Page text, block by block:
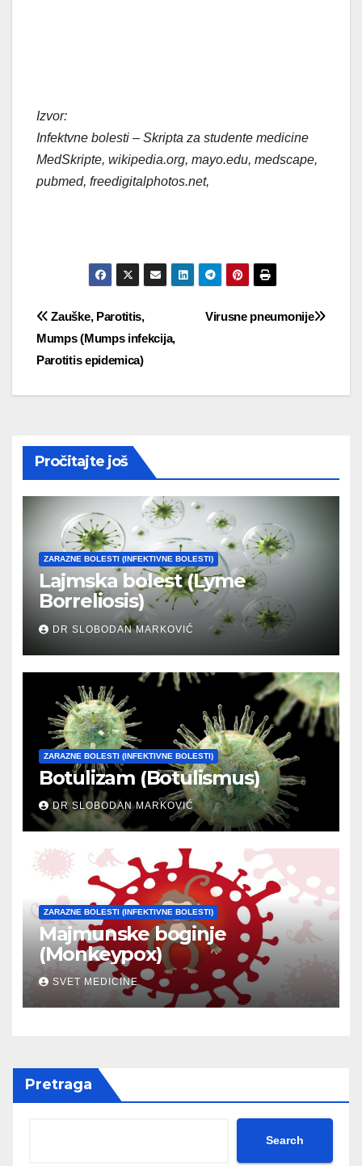
Izvor:
Infektvne bolesti – Skripta za studente medicine
MedSkripte, wikipedia.org, mayo.edu, medscape,
pubmed, freedigitalphotos.net,
Post
navigation
Virusne pneumonije
Zauške, Parotitis,
Mumps (Mumps infekcija,
Parotitis epidemica)
Pročitajte još
ZARAZNE BOLESTI (INFEKTIVNE BOLESTI)
Lajmska bolest (Lyme
Borreliosis)
DR SLOBODAN MARKOVIĆ
ZARAZNE BOLESTI (INFEKTIVNE BOLESTI)
Botulizam (Botulismus)
DR SLOBODAN MARKOVIĆ
ZARAZNE BOLESTI (INFEKTIVNE BOLESTI)
Majmunske boginje
(Monkeypox)
SVET MEDICINE
Pretraga
Search